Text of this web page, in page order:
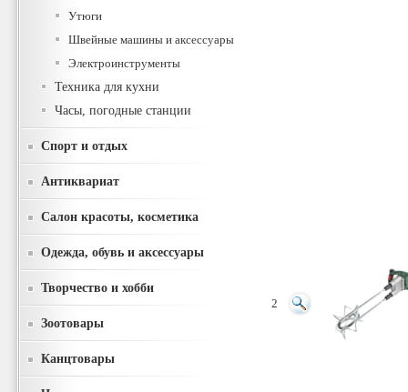
Утюги
Швейные машины и аксессуары
Электроинструменты
Техника для кухни
Часы, погодные станции
Спорт и отдых
Антиквариат
Салон красоты, косметика
Одежда, обувь и аксессуары
Творчество и хобби
Зоотовары
Канцтовары
2